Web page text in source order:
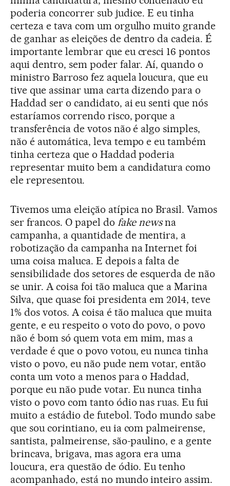
poderia concorrer sub judice. E eu tinha
certeza e tava com um orgulho muito grande
de ganhar as eleições de dentro da cadeia. É
importante lembrar que eu cresci 16 pontos
aqui dentro, sem poder falar. Aí, quando o
ministro Barroso fez aquela loucura, que eu
tive que assinar uma carta dizendo para o
Haddad ser o candidato, ai eu senti que nós
estaríamos correndo risco, porque a
transferência de votos não é algo simples,
não é automática, leva tempo e eu também
tinha certeza que o Haddad poderia
representar muito bem a candidatura como
ele representou.
Tivemos uma eleição atípica no Brasil. Vamos
ser francos. O papel do fake newsna
campanha, a quantidade de mentira, a
robotização da campanha na Internet foi
uma coisa maluca. E depois a falta de
sensibilidade dos setores de esquerda de não
se unir. A coisa foi tão maluca que a Marina
Silva, que quase foi presidenta em 2014, teve
1% dos votos. A coisa é tão maluca que muita
gente, e eu respeito o voto do povo, o povo
não é bom só quem vota em mim, mas a
verdade é que o povo votou, eu nunca tinha
visto o povo, eu não pude nem votar, então
conta um voto a menos para o Haddad,
porque eu não pude votar. Eu nunca tinha
visto o povo com tanto ódio nas ruas. Eu fui
muito a estádio de futebol. Todo mundo sabe
que sou corintiano, eu ia com palmeirense,
santista, palmeirense, são-paulino, e a gente
brincava, brigava, mas agora era uma
loucura, era questão de ódio. Eu tenho
acompanhado, está no mundo inteiro assim.